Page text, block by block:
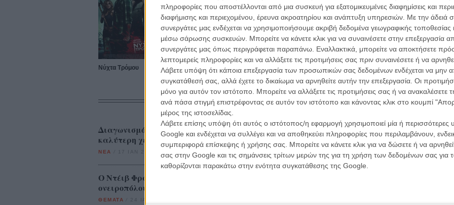
πληροφορίες που αποστέλλονται από μια συσκευή για εξατομικευμένες διαφημίσεις και
διαφήμισης και περιεχομένου, έρευνα ακροατηρίου και ανάπτυξη υπηρεσιών. Με την άδειά
συνεργάτες μας ενδέχεται να χρησιμοποιήσουμε ακριβή δεδομένα γεωγραφικής τοποθεσίας
μέσω σάρωσης συσκευών. Μπορείτε να κάνετε κλικ για να συναινέσετε στην επεξεργασία
συνεργάτες μας όπως περιγράφεται παραπάνω. Εναλλακτικά, μπορείτε να αποκτήσετε
λεπτομερείς πληροφορίες και να αλλάξετε τις προτιμήσεις σας πριν συναινέσετε ή να
Λάβετε υπόψη ότι κάποια επεξεργασία των προσωπικών σας δεδομένων ενδέχεται να μην
συγκατάθεσή σας, αλλά έχετε το δικαίωμα να αρνηθείτε αυτήν την επεξεργασία. Οι
μόνο για αυτόν τον ιστότοπο. Μπορείτε να αλλάξετε τις προτιμήσεις σας ή να ανακαλέσετε
ανά πάσα στιγμή επιστρέφοντας σε αυτόν τον ιστότοπο και κάνοντας κλικ στο κουμπί
μέρος της ιστοσελίδας.
Λάβετε επίσης υπόψη ότι αυτός ο ιστότοπος/η εφαρμογή χρησιμοποιεί μία ή περισσότερες
Google και ενδέχεται να συλλέγει και να αποθηκεύει πληροφορίες που περιλαμβάνουν,
συμπεριφορά επίσκεψης ή χρήσης σας. Μπορείτε να κάνετε κλικ για να δώσετε ή να
σας στην Google και τις σημάνσεις τρίτων μερών της για τη χρήση των δεδομένων σας
καθορίζονται παρακάτω στην ενότητα συγκατάθεσης της Google.
Νύχτα Τρόμου
ΑΡΘΡΑ
Διαγωνισμός «The Disaster Artist»: Κερδίστε προσκλήσεις για την ωδή στην
καλύτερη χειρότερη ταινία όλων των εποχών
ΝΕΑ 17 ΙΑΝ 2018
Ο Ντέιβ Φράνκο μιλάει στο Flix για το «The Disaster Artist» και τους
ονειροπόλους όλου του κόσμου
ΘΕΜΑΤΑ 24 ΙΑΝ 2018
Βιμ
Εγγράψου
Θέλω